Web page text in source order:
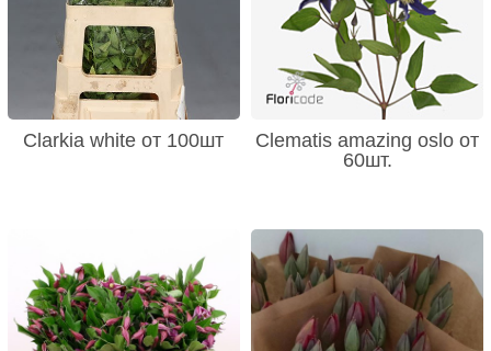
Clarkia white от 100шт
Clematis amazing oslo от
60шт.